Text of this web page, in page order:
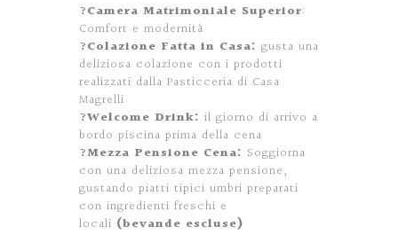
?Camera Matrimoniale Superior:
Comfort e modernità
?Colazione Fatta in Casa: gusta una
deliziosa colazione con i prodotti
realizzati dalla Pasticceria di Casa
Magrelli
?Welcome Drink: il giorno di arrivo a
bordo piscina prima della cena
?Mezza Pensione Cena: Soggiorna
con una deliziosa mezza pensione,
gustando piatti tipici umbri preparati
con ingredienti freschi e
locali (bevande escluse)